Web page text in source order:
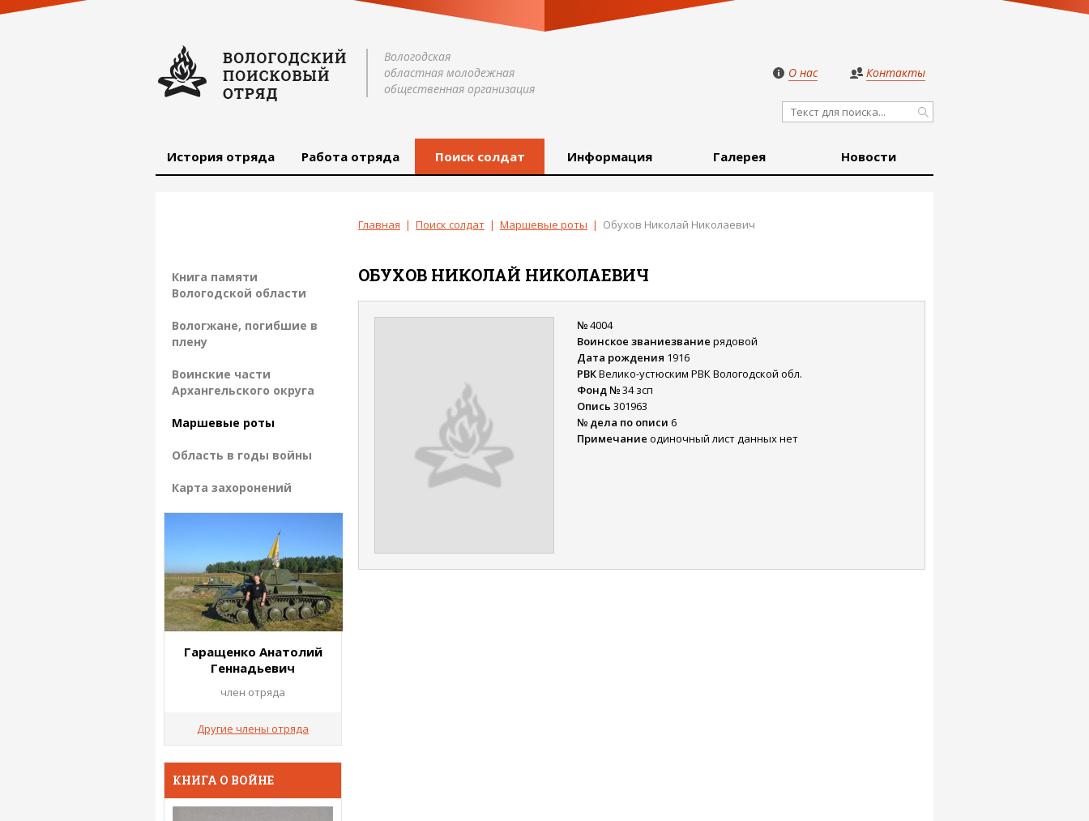
Вологодская
областная молодежная
общественная организация
О нас Контакты
История отряда Работа отряда Поиск солдат Информация Галерея Новости
Главная | Поиск солдат | Маршевые роты | Обухов Николай Николаевич
ОБУХОВ НИКОЛАЙ НИКОЛАЕВИЧ
№4004
Воинское званиезвание рядовой
Дата рождения 1916
РВКВелико-устюским РВК Вологодской обл.
Фонд №34 зсп
Опись 301963
№ дела по описи 6
Примечание одиночный лист данных нет
Книга памяти
Вологодской области
Вологжане, погибшие в
плену
Воинские части
Архангельского округа
Маршевые роты
Область в годы войны
Карта захоронений
Гаращенко Анатолий
Геннадьевич
член отряда
Другие члены отряда
КНИГА О ВОЙНЕ